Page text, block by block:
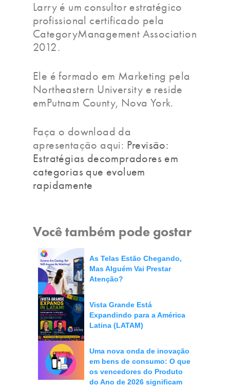
Larry é um consultor estratégico
profissional certificado pela
CategoryManagement Association
2012.
Ele é formado em Marketing pela
Northeastern University e reside
emPutnam County, Nova York.
Faça o download da
apresentação aqui: Previsão:
Estratégias decompradores em
categorias que evoluem
rapidamente
Você também pode gostar
As Telas Estão Chegando,
Mas Alguém Vai Prestar
Atenção?
Vista Grande Está
Expandindo para a América
Latina (LATAM)
Uma nova onda de inovação
em bens de consumo: O que
os vencedores do Produto
do Ano de 2026 significam